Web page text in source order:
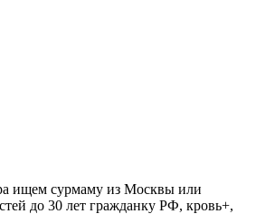
ищем сурмаму из Москвы или
до 30 лет гражданку РФ, кровь+,